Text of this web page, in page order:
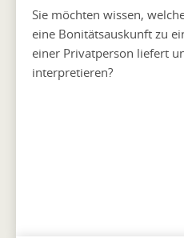
Sie möchten wissen,
eine Bonitätsauskunft zu
einer Privatperson liefert
interpretieren?